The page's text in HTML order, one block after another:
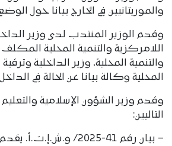
والموريتانيين في الخارج بيانا حول
وقدم الوزير المنتدب لدى وزير
اللامركزية والتنمية المحلية المكلف
والتنمية المحلية، وزير الداخلية
المحلية وكالة بيانا عن الحالة في
وقدم وزير الشؤون الإسلامية والتعليم
التاليين:
– بيان رقم 41-2025/